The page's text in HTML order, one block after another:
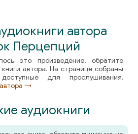
автора
Перцепций
это произведение, обратите
автора. На странице собраны
для прослушивания.
→
аудиокниги